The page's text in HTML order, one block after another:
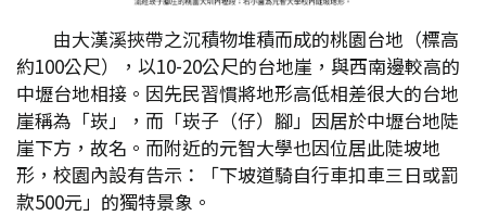
由大漢溪挾帶之沉積物堆積而成的桃園台地（標高
約100公尺），以10-20公尺的台地崖，與西南邊較高的
中壢台地相接。因先民習慣將地形高低相差很大的台地
崖稱為「崁」，而「崁子（仔）腳」因居於中壢台地陡
崖下方，故名。而附近的元智大學也因位居此陡坡地
形，校園內設有告示：「下坡道騎自行車扣車三日或罰
款500元」的獨特景象。